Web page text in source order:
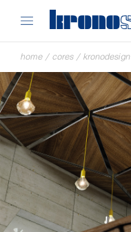
home / cores / kronodesign